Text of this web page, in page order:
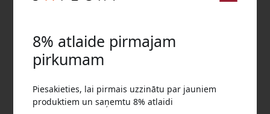
8% atlaide pirmajam
pirkumam
Piesakieties, lai pirmais uzzinātu par jauniem
produktiem un saņemtu 8% atlaidi
Izmantojiet šo kodu, veicot pasūtījumu, lai
saņemtu 8% atlaidi.